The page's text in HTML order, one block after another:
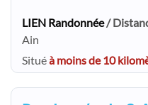
LIEN Randonnée/
Ain
Situéà moins de 10